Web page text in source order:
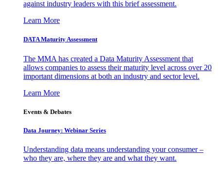
against industry leaders with this brief assessment.
Learn More
DATA Maturity Assessment
The MMA has created a Data Maturity Assessment that
allows companies to assess their maturity level across over 20
important dimensions at both an industry and sector level.
Learn More
Events & Debates
Data Journey: Webinar Series
Understanding data means understanding your consumer –
who they are, where they are and what they want.